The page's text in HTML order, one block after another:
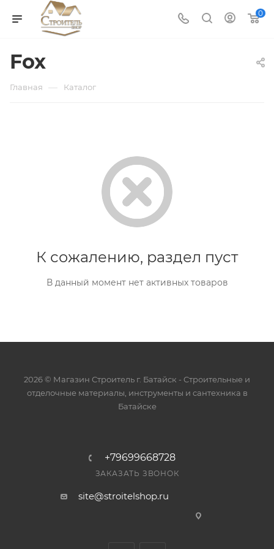
0
Fox
Главная — Каталог
К сожалению, раздел пуст
В данный момент нет активных товаров
2026 © Магазин Строитель г. Батайск - Cтроительные и
отделочные материалы, инструменты и сантехника в
Батайске
+79699668728
ЗАКАЗАТЬ ЗВОНОК
site@stroitelshop.ru